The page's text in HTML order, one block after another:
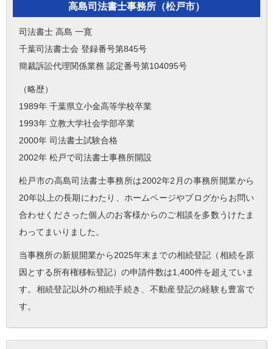
高島司法書士事務所（松戸市）
司法書士 高島 一寛
千葉司法書士会 登録番号第845号
簡裁訴訟代理関係業務 認定番号第104095号
（略歴）
1989年 千葉県立小金高等学校卒業
1993年 立教大学社会学部卒業
2000年 司法書士試験合格
2002年 松戸で司法書士事務所開設
松戸市の高島司法書士事務所は2002年2月の事務所開業から
20年以上の長期にわたり、ホームページやブログからお問い
合わせくださった個人のお客様からのご相談を多数うけたま
わってまいりました。
当事務所の新規開業から2025年末までの相続登記（相続を原
因とする所有権移転登記）の申請件数は1,400件を超えていま
す。相続登記以外の相続手続き、不動産登記の経験も豊富で
す。